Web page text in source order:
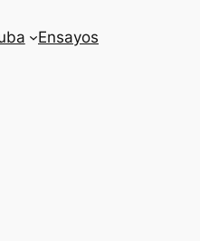
Ensayos